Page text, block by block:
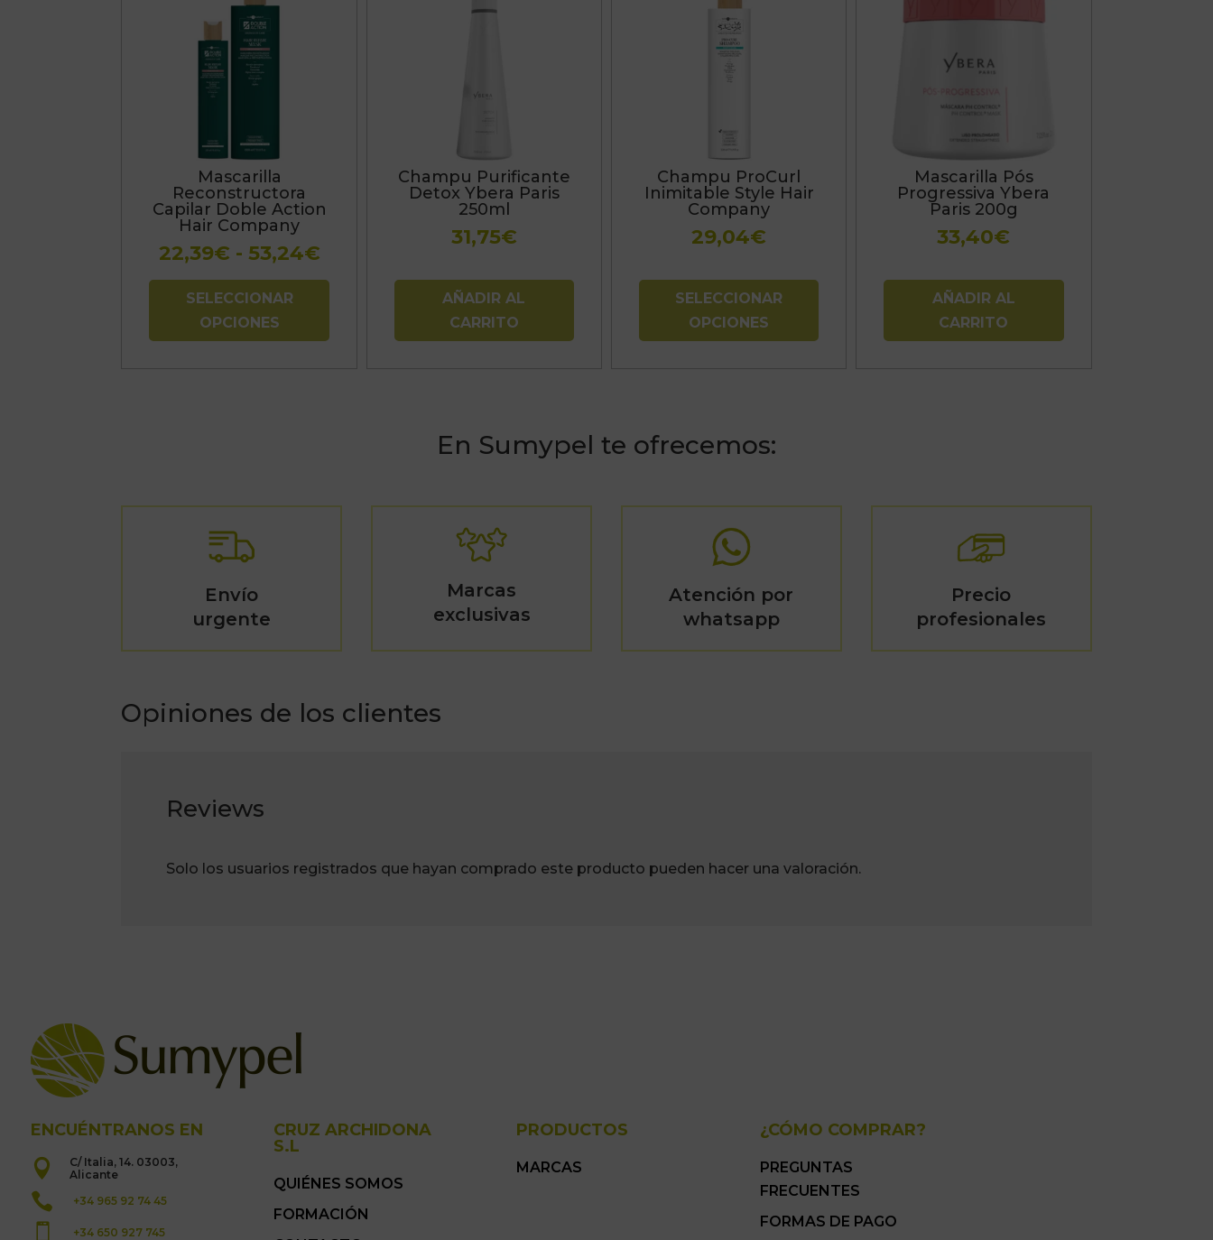
Mascarilla
Reconstructora
Capilar Doble Action
Hair Company
22,39€ - 53,24€Rango
de
22,39€
SELECCIONAR
OPCIONES
múltiples
variantes.
pueden
elegir
la
producto
Champu Purificante
Detox Ybera Paris
250ml
31,75€
AÑADIR AL
CARRITO
Champu ProCurl
Inimitable Style Hair
Company
29,04€
SELECCIONAR
OPCIONES
pueden
elegir
producto
Mascarilla Pós
Progressiva Ybera
Paris 200g
33,40€
AÑADIR AL
CARRITO
En Sumypel te ofrecemos:
Envío
urgente
Marcas
exclusivas
Atención por
whatsapp
Precio
profesionales
Opiniones de los clientes
Reviews
Solo los usuarios registrados que hayan comprado este producto pueden hacer una valoración.
ENCUÉNTRANOS EN

C/ Italia, 14. 03003,
Alicante
 +34 965 92 74 45
 +34 650 927 745
CRUZ ARCHIDONA
S.L
QUIÉNES SOMOS
FORMACIÓN
PRODUCTOS
MARCAS
¿CÓMO COMPRAR?
PREGUNTAS
FRECUENTES
FORMAS DE PAGO